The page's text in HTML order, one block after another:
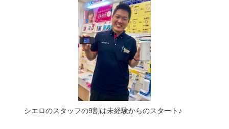
シエロのスタッフの9割は未経験からのスタート♪